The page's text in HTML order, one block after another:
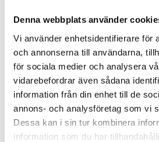
Denna webbplats använder
Vi använder enhetsidentifierare för
och annonserna till användarna,
för sociala medier och analysera
vidarebefordrar även sådana
information från din enhet till de
annons- och analysföretag som vi
Dessa kan i sin tur kombinera
information som du har
Vald resa
Destination:
Lyckliga Finland 6 dagar
Period: